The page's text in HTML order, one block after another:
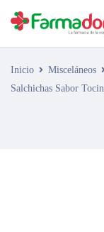
Inicio Misceláneos
Salchichas Sabor